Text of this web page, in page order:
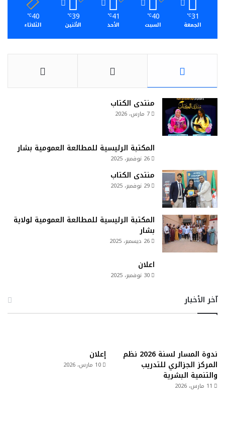
31
℃
الجمعة
40
℃
السبت
41
℃
الأحد
39
℃
الأثنين
40
℃
الثلاثاء
منتدى الكتاب
7 مارس، 2026
المكتبة الرئيسية للمطالعة العمومية بشار
26 نوفمبر، 2025
منتدى الكتاب
29 نوفمبر، 2025
المكتبة الرئيسية للمطالعة العمومية لولاية
بشار
26 ديسمبر، 2025
اعلان
30 نوفمبر، 2025
آخر الأخبار
ندوة المسار لسنة 2026 نظم
المركز الجزائري للتدريب
والتنمية البشرية
11 مارس، 2026
إعلان
10 مارس، 2026